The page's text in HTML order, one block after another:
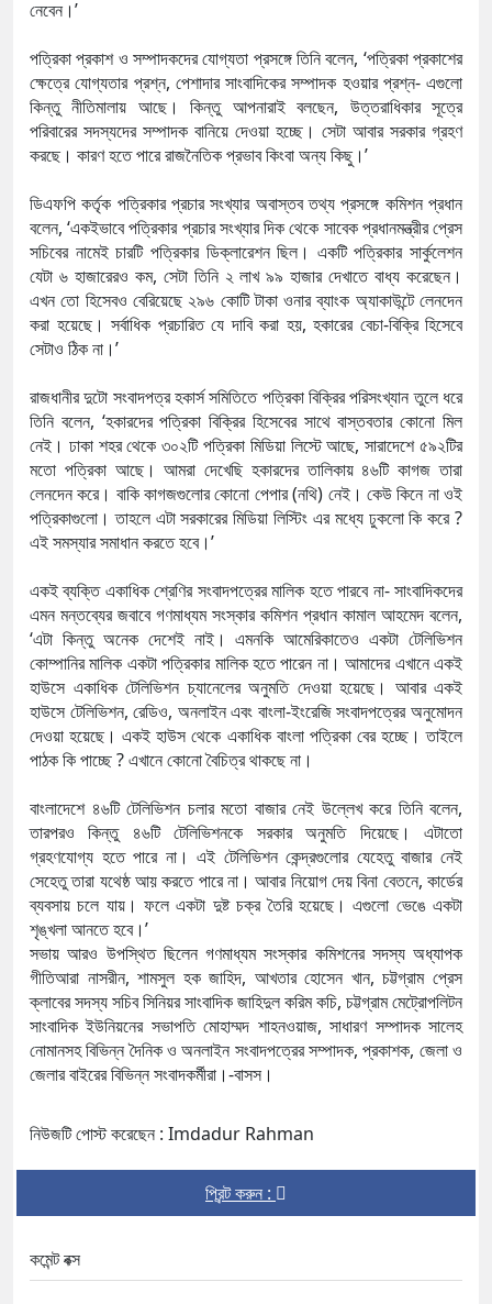
নেবেন।’
পত্রিকা প্রকাশ ও সম্পাদকদের যোগ্যতা প্রসঙ্গে তিনি বলেন, ‘পত্রিকা প্রকাশের
ক্ষেত্রে যোগ্যতার প্রশ্ন, পেশাদার সাংবাদিকের সম্পাদক হওয়ার প্রশ্ন- এগুলো
কিন্তু নীতিমালায় আছে। কিন্তু আপনারাই বলছেন, উত্তরাধিকার সূত্রে
পরিবারের সদস্যদের সম্পাদক বানিয়ে দেওয়া হচ্ছে। সেটা আবার সরকার গ্রহণ
করছে। কারণ হতে পারে রাজনৈতিক প্রভাব কিংবা অন্য কিছু।’
ডিএফপি কর্তৃক পত্রিকার প্রচার সংখ্যার অবাস্তব তথ্য প্রসঙ্গে কমিশন প্রধান
বলেন, ‘একইভাবে পত্রিকার প্রচার সংখ্যার দিক থেকে সাবেক প্রধানমন্ত্রীর প্রেস
সচিবের নামেই চারটি পত্রিকার ডিক্লারেশন ছিল। একটি পত্রিকার সার্কুলেশন
যেটা ৬ হাজারেরও কম, সেটা তিনি ২ লাখ ৯৯ হাজার দেখাতে বাধ্য করেছেন।
এখন তো হিসেবও বেরিয়েছে ২৯৬ কোটি টাকা ওনার ব্যাংক অ্যাকাউন্টে লেনদেন
করা হয়েছে। সর্বাধিক প্রচারিত যে দাবি করা হয়, হকারের বেচা-বিক্রি হিসেবে
সেটাও ঠিক না।’
রাজধানীর দুটো সংবাদপত্র হকার্স সমিতিতে পত্রিকা বিক্রির পরিসংখ্যান তুলে ধরে
তিনি বলেন, ‘হকারদের পত্রিকা বিক্রির হিসেবের সাথে বাস্তবতার কোনো মিল
নেই। ঢাকা শহর থেকে ৩০২টি পত্রিকা মিডিয়া লিস্টে আছে, সারাদেশে ৫৯২টির
মতো পত্রিকা আছে। আমরা দেখেছি হকারদের তালিকায় ৪৬টি কাগজ তারা
লেনদেন করে। বাকি কাগজগুলোর কোনো পেপার (নথি) নেই। কেউ কিনে না ওই
পত্রিকাগুলো। তাহলে এটা সরকারের মিডিয়া লিস্টিং এর মধ্যে ঢুকলো কি করে ?
এই সমস্যার সমাধান করতে হবে।’
একই ব্যক্তি একাধিক শ্রেণির সংবাদপত্রের মালিক হতে পারবে না- সাংবাদিকদের
এমন মন্তব্যের জবাবে গণমাধ্যম সংস্কার কমিশন প্রধান কামাল আহমেদ বলেন,
‘এটা কিন্তু অনেক দেশেই নাই। এমনকি আমেরিকাতেও একটা টেলিভিশন
কোম্পানির মালিক একটা পত্রিকার মালিক হতে পারেন না। আমাদের এখানে একই
হাউসে একাধিক টেলিভিশন চ্যানেলের অনুমতি দেওয়া হয়েছে। আবার একই
হাউসে টেলিভিশন, রেডিও, অনলাইন এবং বাংলা-ইংরেজি সংবাদপত্রের অনুমোদন
দেওয়া হয়েছে। একই হাউস থেকে একাধিক বাংলা পত্রিকা বের হচ্ছে। তাইলে
পাঠক কি পাচ্ছে ? এখানে কোনো বৈচিত্র থাকছে না।
বাংলাদেশে ৪৬টি টেলিভিশন চলার মতো বাজার নেই উল্লেখ করে তিনি বলেন,
তারপরও কিন্তু ৪৬টি টেলিভিশনকে সরকার অনুমতি দিয়েছে। এটাতো
গ্রহণযোগ্য হতে পারে না। এই টেলিভিশন কেন্দ্রগুলোর যেহেতু বাজার নেই
সেহেতু তারা যথেষ্ঠ আয় করতে পারে না। আবার নিয়োগ দেয় বিনা বেতনে, কার্ডের
ব্যবসায় চলে যায়। ফলে একটা দুষ্ট চক্র তৈরি হয়েছে। এগুলো ভেঙে একটা
শৃঙ্খলা আনতে হবে।’
সভায় আরও উপস্থিত ছিলেন গণমাধ্যম সংস্কার কমিশনের সদস্য অধ্যাপক
গীতিআরা নাসরীন, শামসুল হক জাহিদ, আখতার হোসেন খান, চট্টগ্রাম প্রেস
ক্লাবের সদস্য সচিব সিনিয়র সাংবাদিক জাহিদুল করিম কচি, চট্টগ্রাম মেট্রোপলিটন
সাংবাদিক ইউনিয়নের সভাপতি মোহাম্মদ শাহনওয়াজ, সাধারণ সম্পাদক সালেহ
নোমানসহ বিভিন্ন দৈনিক ও অনলাইন সংবাদপত্রের সম্পাদক, প্রকাশক, জেলা ও
জেলার বাইরের বিভিন্ন সংবাদকর্মীরা।-বাসস।
নিউজটি পোস্ট করেছেন : Imdadur Rahman
প্রিন্ট করুন :
কমেন্ট বক্স